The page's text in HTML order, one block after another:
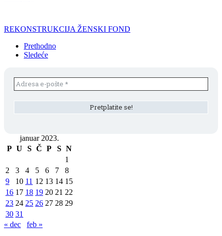
REKONSTRUKCIJA ŽENSKI FOND
Prethodno
Sledeće
januar 2023.
P U S Č P S N
1
2
3 4 5 6 7
8
9
10 11 12 13 14 15
16 17 18 19 20 21 22
23 24 25 26 27 28 29
30 31
« dec
feb »